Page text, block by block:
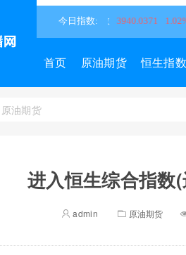
首页 原油期货 恒生指数
原油期货
进入恒生综合指数
admin 原油期货